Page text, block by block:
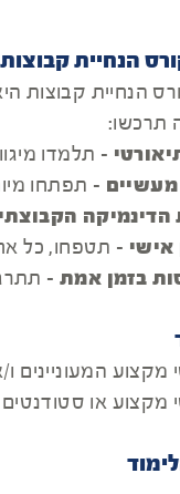
הנחיית קבוצות
הנחיית קבוצות
תרכשו:
- תלמדו
מעשיים - תפתחו
הדינמיקה
אישי - תטפחו, כל
בזמן אמת -
מקצוע המעוניינים
מקצוע או סטודנטים